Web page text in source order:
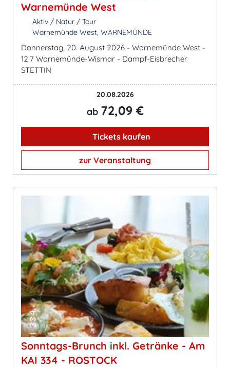
Warnemünde West
Aktiv / Natur / Tour
Warnemünde West, WARNEMÜNDE
Donnerstag, 20. August 2026 - Warnemünde West -
12.7 Warnemünde-Wismar - Dampf-Eisbrecher
STETTIN
20.08.2026
ab 72,09 €
Tickets kaufen
zur Veranstaltung
Sonntags-Brunch inkl. Getränke - Am
KAI 334 - ROSTOCK